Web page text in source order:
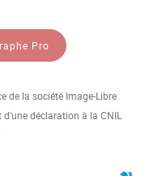
Pro
de la société Image-Libre
déclaration à la CNIL